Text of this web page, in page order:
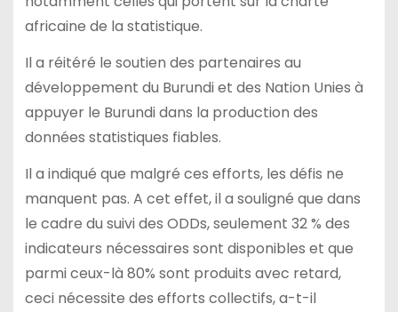
africaine de la statistique.
Il a réitéré le soutien des partenaires au
développement du Burundi et des Nation Unies à
appuyer le Burundi dans la production des
données statistiques fiables.
Il a indiqué que malgré ces efforts, les défis ne
manquent pas. A cet effet, il a souligné que dans
le cadre du suivi des ODDs, seulement 32 % des
indicateurs nécessaires sont disponibles et que
parmi ceux-là 80% sont produits avec retard,
ceci nécessite des efforts collectifs, a-t-il